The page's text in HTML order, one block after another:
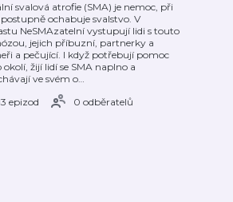
svalová atrofie (SMA) je nemoc, při
ochabuje svalstvo. V
NeSMAzatelní vystupují lidi s touto
jejich příbuzní, partnerky a
a pečující. I když potřebují pomoc
okolí, žijí lidí se SMA naplno a
ve svém o…
epizod
0 odběratelů